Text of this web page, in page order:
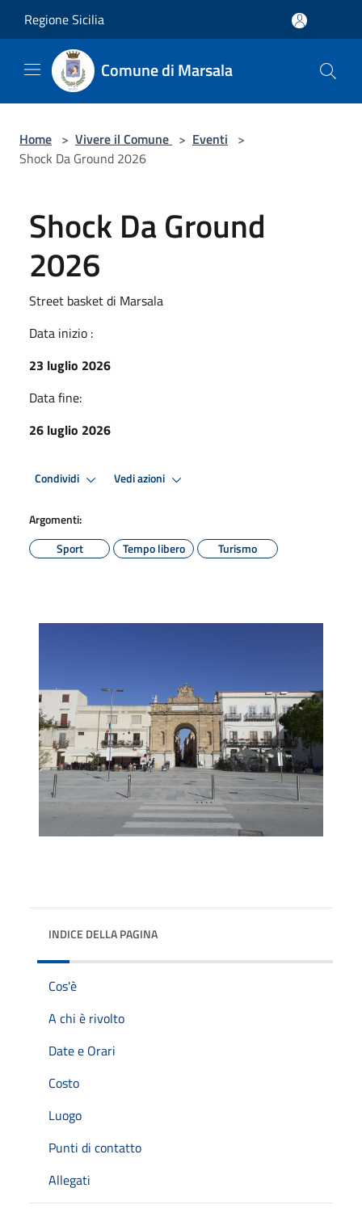
Regione Sicilia
Comune di Marsala
Home > Vivere il Comune > Eventi >
Shock Da Ground 2026
Shock Da Ground
2026
Street basket di Marsala
Data inizio :
23 luglio 2026
Data fine:
26 luglio 2026
Condividi Vedi azioni
Argomenti:
Sport
Tempo libero Turismo
INDICE DELLA PAGINA
Cos'è
A chi è rivolto
Date e Orari
Costo
Luogo
Punti di contatto
Allegati